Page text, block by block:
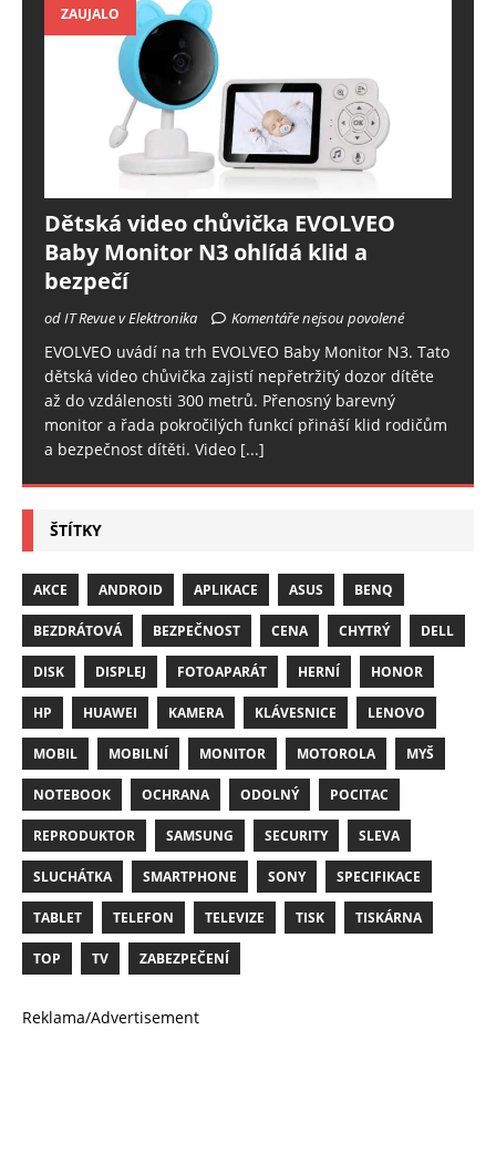
ZAUJALO
Dětská video chůvička EVOLVEO
Baby Monitor N3 ohlídá klid a
bezpečí
od IT Revue v Elektronika Komentáře nejsou povolené
EVOLVEO uvádí na trh EVOLVEO Baby Monitor N3. Tato
dětská video chůvička zajistí nepřetržitý dozor dítěte
až do vzdálenosti 300 metrů. Přenosný barevný
monitor a řada pokročilých funkcí přináší klid rodičům
a bezpečnost dítěti. Video [...]
ŠTÍTKY
AKCE ANDROID APLIKACE ASUS BENQ
BEZDRÁTOVÁ BEZPEČNOST CENA CHYTRÝ DELL
DISK DISPLEJ FOTOAPARÁT HERNÍ HONOR
HP HUAWEI KAMERA KLÁVESNICE LENOVO
MOBIL MOBILNÍ MONITOR MOTOROLA MYŠ
NOTEBOOK OCHRANA ODOLNÝ POCITAC
REPRODUKTOR SAMSUNG SECURITY SLEVA
SLUCHÁTKA SMARTPHONE SONY SPECIFIKACE
TABLET TELEFON TELEVIZE TISK TISKÁRNA
TOP TV ZABEZPEČENÍ
Reklama/Advertisement